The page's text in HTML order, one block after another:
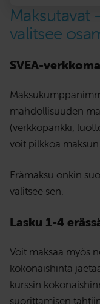
Maksutavat
valitsee
SVEA-
mahdollisuuden
(verkkopankki,
voit pilkkoa
Erämaksu onkin
valitsee sen.
Lasku 1-4
Voit maksaa myös
kokonaishinta
kurssin
suorittamisen